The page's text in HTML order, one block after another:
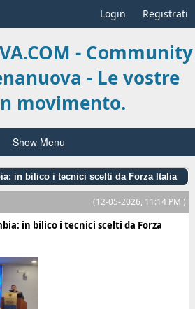
Login Registrati
- Community
- Le vostre
movimento.
Show Menu
in bilico i tecnici scelti da Forza Italia
(12-05-2026, 11:14 PM )
in bilico i tecnici scelti da Forza